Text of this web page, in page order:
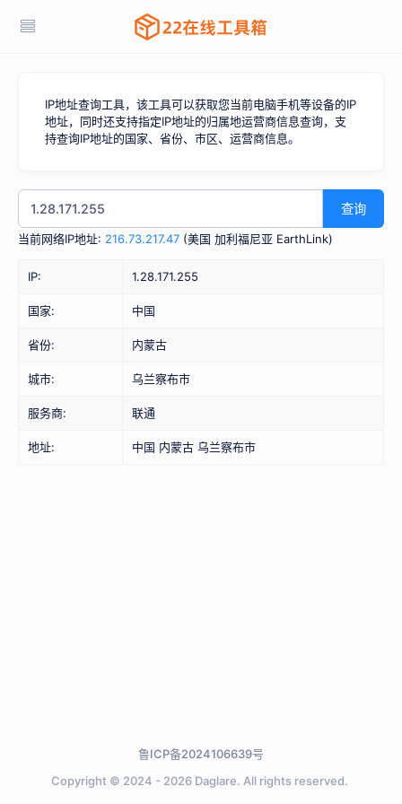
IP地址查询工具，该工具可以获取您当前电脑手机等设备的IP
地址，同时还支持指定IP地址的归属地运营商信息查询，支
持查询IP地址的国家、省份、市区、运营商信息。
查询
当前网络IP地址: 216.73.217.47 (美国 加利福尼亚 EarthLink)
IP: 1.28.171.255
国家: 中国
省份: 内蒙古
城市: 乌兰察布市
服务商: 联通
地址: 中国 内蒙古 乌兰察布市
Copyright © 2024 - 2026 Daglare. All rights reserved.
鲁ICP备2024106639号